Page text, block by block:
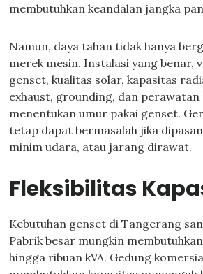
membutuhkan keandalan jangka
Namun, daya tahan tidak hanya
merek mesin. Instalasi yang benar,
genset, kualitas solar, kapasitas
exhaust, grounding, dan
menentukan umur pakai genset.
tetap dapat bermasalah jika
minim udara, atau jarang dirawat.
Fleksibilitas
Kebutuhan genset di Tangerang
Pabrik besar mungkin
hingga ribuan kVA. Gedung